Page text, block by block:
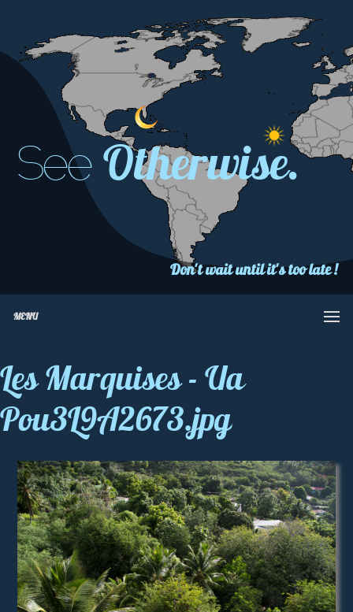
See Otherwise.
Don't wait until it's too late !
MENU
Les Marquises - Ua
Pou3L9A2673.jpg